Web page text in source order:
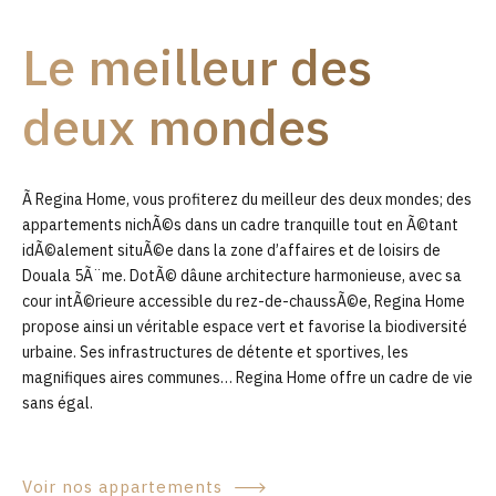
0
Le meilleur des
deux mondes
Ã Regina Home, vous profiterez du meilleur des deux mondes; des
appartements nichÃ©s dans un cadre tranquille tout en Ã©tant
idÃ©alement situÃ©e dans la zone d’affaires et de loisirs de
Douala 5Ã¨me. DotÃ© dâune architecture harmonieuse, avec sa
cour intÃ©rieure accessible du rez-de-chaussÃ©e, Regina Home
propose ainsi un véritable espace vert et favorise la biodiversité
urbaine. Ses infrastructures de détente et sportives, les
magnifiques aires communes… Regina Home offre un cadre de vie
sans égal.
Voir nos appartements